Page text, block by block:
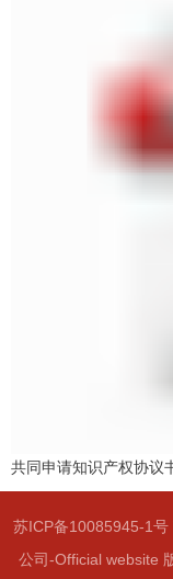
共同申请知识产权协议
苏ICP备10085945-1号
公司-Official website